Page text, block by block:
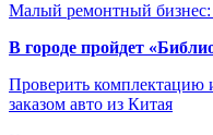
Малый ремонтный бизнес:
В городе пройдет
Проверить комплектацию
заказом авто из Китая